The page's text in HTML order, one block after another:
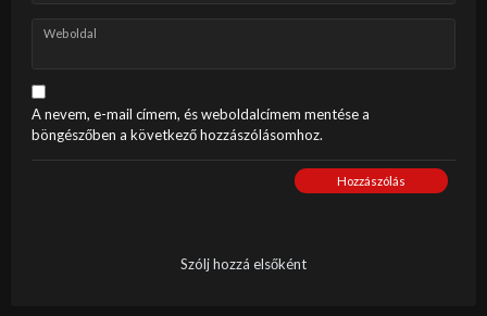
Weboldal
A nevem, e-mail címem, és weboldalcímem mentése a
böngészőben a következő hozzászólásomhoz.
Hozzászólás
Szólj hozzá elsőként